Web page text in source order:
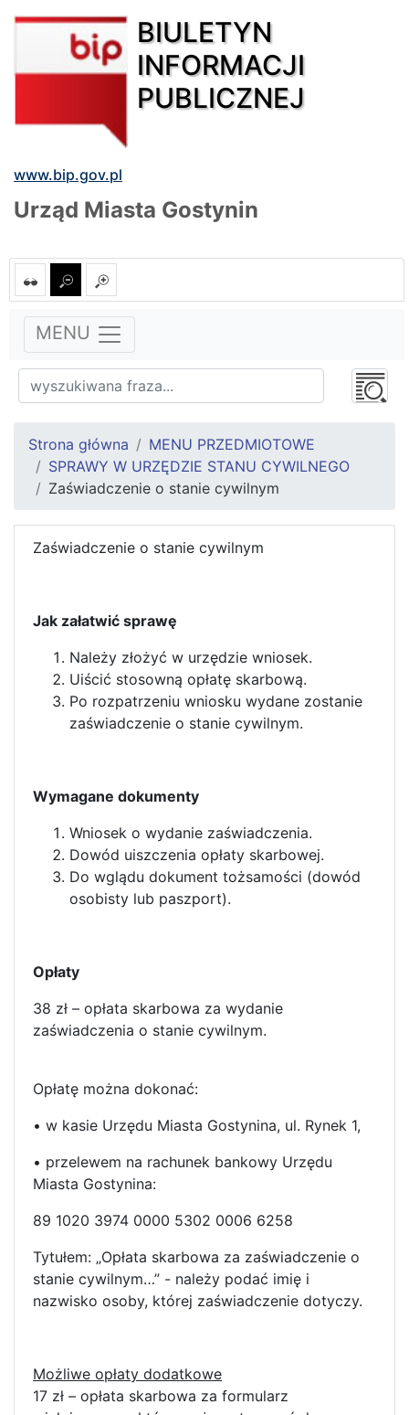
BIULETYN
INFORMACJI
PUBLICZNEJ
www.bip.gov.pl
Urząd Miasta Gostynin
MENU
Strona główna
MENU PRZEDMIOTOWE
SPRAWY W URZĘDZIE STANU CYWILNEGO
Zaświadczenie o stanie cywilnym
Zaświadczenie o stanie cywilnym
Jak załatwić sprawę
Należy złożyć w urzędzie wniosek.
Uiścić stosowną opłatę skarbową.
Po rozpatrzeniu wniosku wydane zostanie
zaświadczenie o stanie cywilnym.
Wymagane dokumenty
Wniosek o wydanie zaświadczenia.
Dowód uiszczenia opłaty skarbowej.
Do wglądu dokument tożsamości (dowód
osobisty lub paszport).
Opłaty
38 zł – opłata skarbowa za wydanie
zaświadczenia o stanie cywilnym.
Opłatę można dokonać:
• w kasie Urzędu Miasta Gostynina, ul. Rynek 1,
• przelewem na rachunek bankowy Urzędu
Miasta Gostynina:
89 1020 3974 0000 5302 0006 6258
Tytułem: „Opłata skarbowa za zaświadczenie o
stanie cywilnym…” - należy podać imię i
nazwisko osoby, której zaświadczenie dotyczy.
Możliwe opłaty dodatkowe
17 zł – opłata skarbowa za formularz